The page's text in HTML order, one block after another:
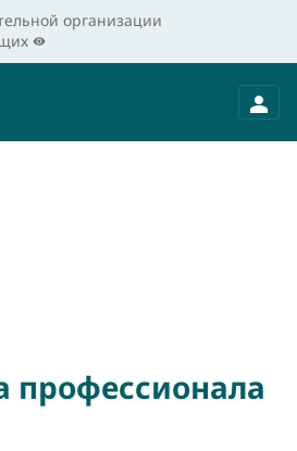
организации
профессионала